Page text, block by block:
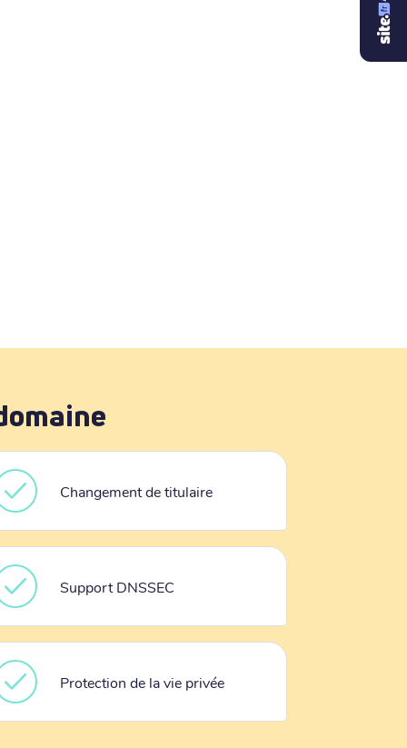
Changement de titulaire
Support DNSSEC
Protection de la vie privée